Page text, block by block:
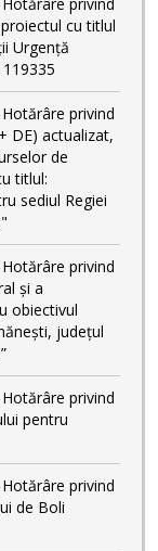
cu titlul
Urgență
privind
DE) actualizat,
de
titlul:
sediul Regiei
privind
și a
obiectivul
județul
privind
pentru
privind
de Boli